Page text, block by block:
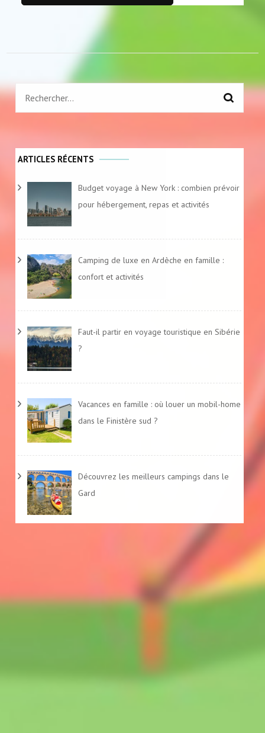
Rechercher :
ARTICLES RÉCENTS
Budget voyage à New York : combien prévoir
pour hébergement, repas et activités
Camping de luxe en Ardèche en famille :
confort et activités
Faut-il partir en voyage touristique en Sibérie
?
Vacances en famille : où louer un mobil-home
dans le Finistère sud ?
Découvrez les meilleurs campings dans le
Gard
Activités